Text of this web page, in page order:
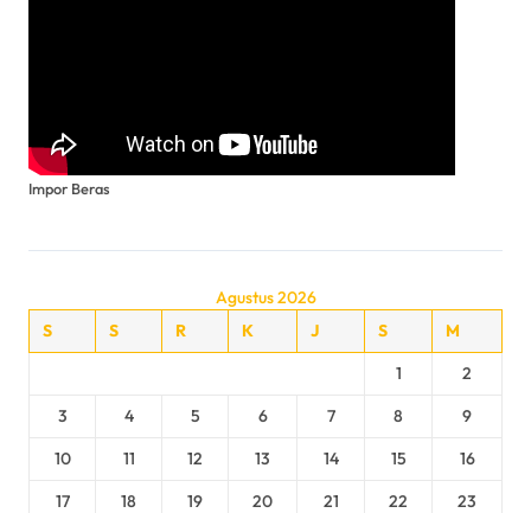
Impor Beras
Agustus 2026
S
S R K J S
M
1
2
3
4 5 6 7 8
9
10
11 12 13 14 15
16
17
18 19 20 21 22
23